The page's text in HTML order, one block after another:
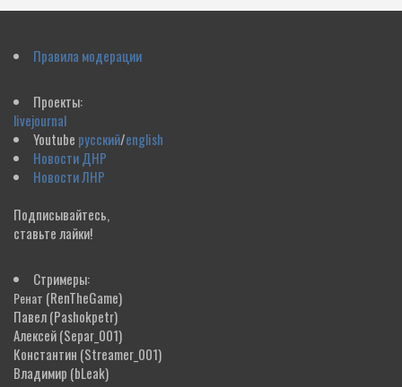
Правила модерации
Проекты:
livejournal
Youtube русский/english
Новости ДНР
Новости ЛНР
Подписывайтесь,
ставьте лайки!
Стримеры:
Ренат (RenTheGame)
Павел(Pashokpetr)
Алексей(Separ_001)
Константин (Streamer_001)
Владимир (bLeak)